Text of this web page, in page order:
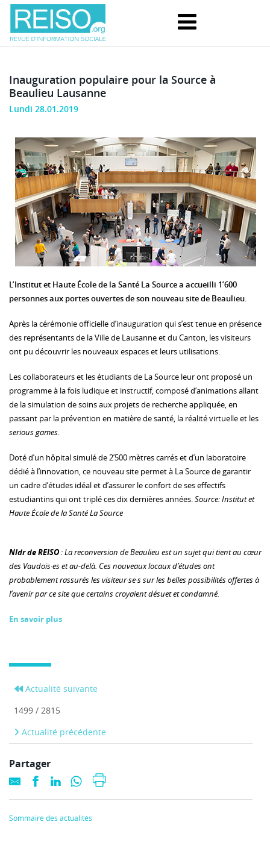
Inauguration populaire pour la Source à
Beaulieu Lausanne
Lundi 28.01.2019
L’Institut et Haute École de la Santé La Source a accueilli 1’600
personnes aux portes ouvertes de son nouveau site de Beaulieu.
Après la cérémonie officielle d’inauguration qui s’est tenue en présence
des représentants de la Ville de Lausanne et du Canton, les visiteurs
ont pu découvrir les nouveaux espaces et leurs utilisations.
Les collaborateurs et les étudiants de La Source leur ont proposé un
programme à la fois ludique et instructif, composé d’animations allant
de la simulation de soins aux projets de recherche appliquée, en
passant par la prévention en matière de santé, la réalité virtuelle et les
serious games.
Doté d’un hôpital simulé de 2’500 mètres carrés et d’un laboratoire
dédié à l’innovation, ce nouveau site permet à La Source de garantir
un cadre d’études idéal et d’assurer le confort de ses effectifs
estudiantins qui ont triplé ces dix dernières années.Source: Institut et
Haute École de la Santé La Source
Nldr de REISO: La reconversion de Beaulieu est un sujet qui tient au cœur
des Vaudois·es et au-delà. Ces nouveaux locaux d’études ont
probablement rassurés les visiteur·se·s sur les belles possibilités offertes à
l’avenir par ce site que certains croyaient désuet et condamné.
En savoir plus
Actualité suivante
1499 / 2815
Actualité précédente
Partager
Sommaire des actualités